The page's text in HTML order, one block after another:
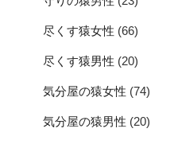
尽くす猿女性 (66)
尽くす猿男性 (20)
気分屋の猿女性 (74)
気分屋の猿男性 (20)